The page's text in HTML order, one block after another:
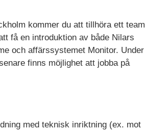
kommer du att tillhöra ett team
få en introduktion av både Nilars
och affärssystemet Monitor. Under
finns möjlighet att jobba på
med teknisk inriktning (ex. mot